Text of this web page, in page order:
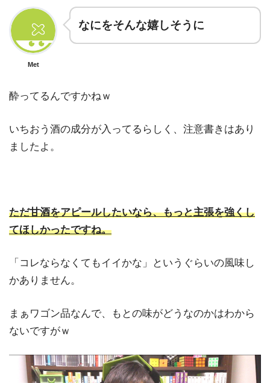
Met
なにをそんな嬉しそうに
酔ってるんですかねｗ
いちおう酒の成分が入ってるらしく、注意書きはあり
ましたよ。
ただ甘酒をアピールしたいなら、もっと主張を強くし
てほしかったですね。
「コレならなくてもイイかな」というぐらいの風味し
かありません。
まぁワゴン品なんで、もとの味がどうなのかはわから
ないですがｗ